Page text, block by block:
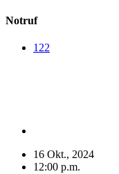
Notruf
122
16 Okt., 2024
12:00 p.m.